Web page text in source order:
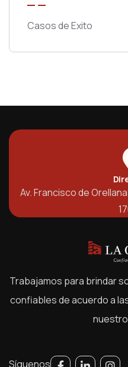
Casos de Exito
Av. Francisco de
Trabajamos para brindar
confiables de acuerdo a
Síguenos